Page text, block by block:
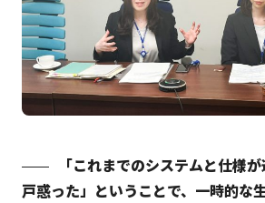
「これまでのシステムと仕様
戸惑った」ということで、一時的な